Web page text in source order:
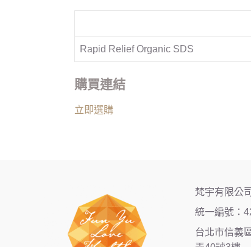
Rapid Relief Organic SDS
購買連結
立即選購
梵宇有限公司
統一編號：
台北市信義